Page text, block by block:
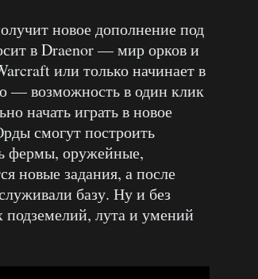
новое дополнение под
в Draenor — мир орков и
или только начинает в
— возможность в один клик
начать играть в новое
смогут построить
фермы, оружейные,
новые задания, а после
базу. Ну и без
подземелий, лута и умений